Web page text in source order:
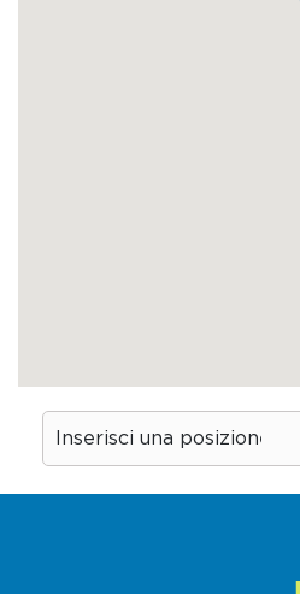
numerosi artisti. Un
soprattutto ad alcuni
artist al mondo
parte della comunità
ha accolto questi
Il filippino Jerico
l’ascensore del ponte